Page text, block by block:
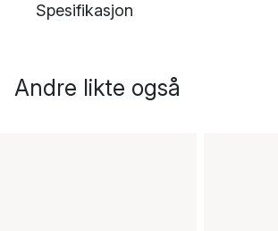
Spesifikasjon
Andre likte også